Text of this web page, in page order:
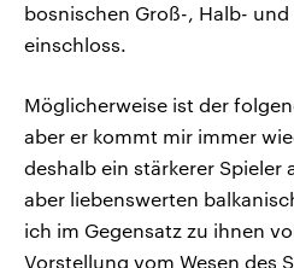
bosnischen Groß-, Halb- und
einschloss.
Möglicherweise ist der
aber er kommt mir immer
deshalb ein stärkerer Spieler
aber liebenswerten
ich im Gegensatz zu ihnen
Vorstellung vom Wesen des